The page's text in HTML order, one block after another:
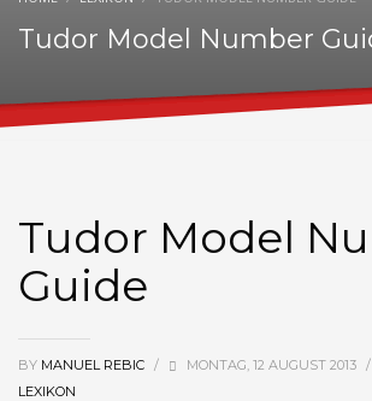
Tudor Model Number
Tudor Model
Guide
BY MANUEL REBIC / MONTAG, 12 AUGUST 2013 /
LEXIKON